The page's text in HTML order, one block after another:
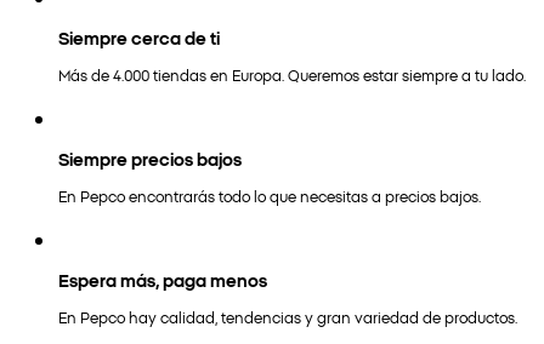
Siempre cerca de ti
Más de 4.000 tiendas en Europa. Queremos estar siempre a tu lado.
Siempre precios bajos
En Pepco encontrarás todo lo que necesitas a precios bajos.
Espera más, paga menos
En Pepco hay calidad, tendencias y gran variedad de productos.